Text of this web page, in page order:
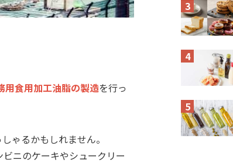
用食用加工油脂の製造を行っ
ゃるかもしれません。
ニのケーキやシュークリー